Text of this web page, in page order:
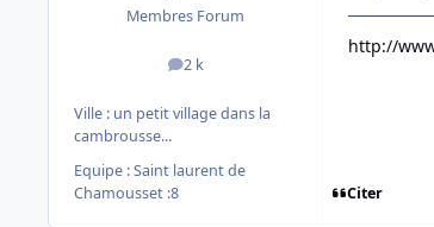
Membres Forum
2 k
messages
Ville : un petit village dans la
cambrousse...
Equipe : Saint laurent de
Chamousset :8
http://
Citer